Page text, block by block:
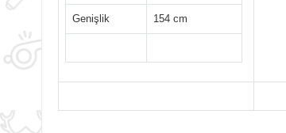
Genişlik 154 cm